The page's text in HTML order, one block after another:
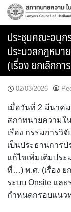
Skip
ประชุมคณะอนุก
ประมวลกฎหม
(เรื่อง ยกเลิก
02/03/2026
เมื่อวันที่ 2 มีนาค
สภาทนายความใ
เรือง กรรมการ
เป็นประธานการ
แก้ไขเพิ่มเติมปร
ที่…) พ.ศ. (เรื่อง ย
ระบบ Onsite แล
กำหนดกรอบแนว